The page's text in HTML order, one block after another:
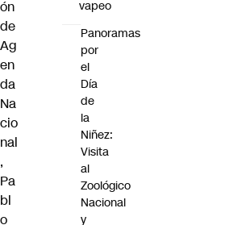
ón
de
Ag
en
da
Na
cio
nal
,
Pa
bl
o
vapeo
Panoramas
por
el
Día
de
la
Niñez:
Visita
al
Zoológico
Nacional
y